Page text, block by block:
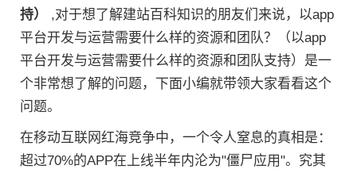
持） ,对于想了解建站百科知识的朋友们来说，以app
平台开发与运营需要什么样的资源和团队？（以app
平台开发与运营需要什么样的资源和团队支持）是一
个非常想了解的问题，下面小编就带领大家看看这个
问题。
在移动互联网红海竞争中，一个令人窒息的真相是：
超过70%的APP在上线半年内沦为"僵尸应用"。究其